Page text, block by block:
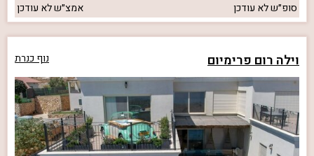
סופ״שלא עודכן אמצ״שלא עודכן
וילה רום פרימיום נוף כנרת